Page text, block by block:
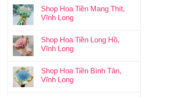
Shop Hoa Tiền Mang Thít,
Vĩnh Long
Shop Hoa Tiền Long Hồ,
Vĩnh Long
Shop Hoa Tiền Bình Tân,
Vĩnh Long